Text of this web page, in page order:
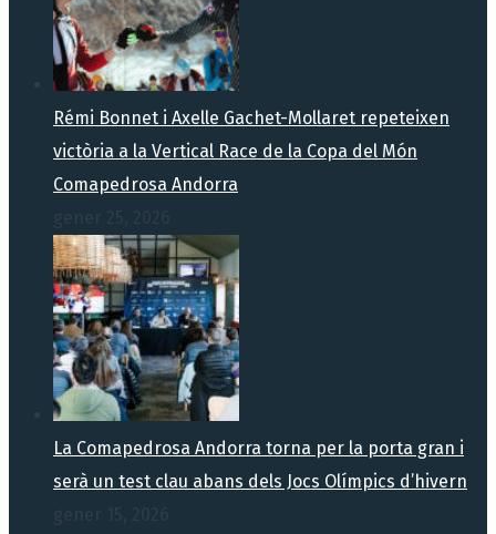
Rémi Bonnet i Axelle Gachet-Mollaret repeteixen
victòria a la Vertical Race de la Copa del Món
Comapedrosa Andorra
La Comapedrosa Andorra torna per la porta gran i
serà un test clau abans dels Jocs Olímpics d’hivern